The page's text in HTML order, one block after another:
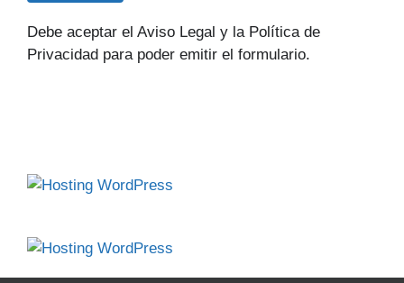
Debe aceptar el Aviso Legal y la Política de
Privacidad para poder emitir el formulario.